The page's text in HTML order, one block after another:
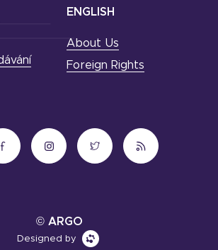
ENGLISH
About Us
Foreign Rights
© ARGO
Designed by